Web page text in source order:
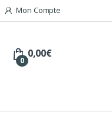
Mon Compte
0
0,00€